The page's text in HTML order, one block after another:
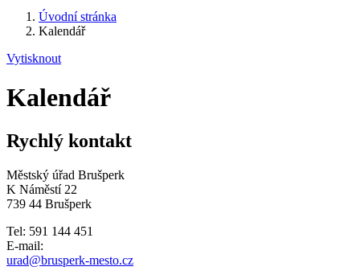
Úvodní stránka
Kalendář
Vytisknout
Kalendář
Rychlý kontakt
Městský úřad Brušperk
K Náměstí 22
739 44 Brušperk
Tel: 591 144 451
E-mail:
urad@brusperk-mesto.cz